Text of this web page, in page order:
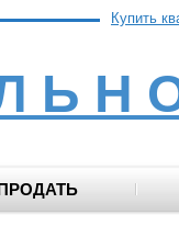
Купить
Ь Н